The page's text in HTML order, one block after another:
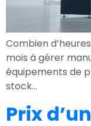
Combien
mois à gérer
équipements de
stock…
Prix